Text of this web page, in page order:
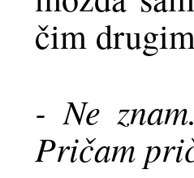
čim
- Ne
Pričam